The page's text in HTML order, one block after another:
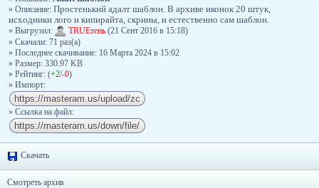
» Описание: Простенький адалт шаблон. В архиве иконок 20 штук,
исходники лого и кипирайта, скрины, и естественно сам шаблон.
» Выгрузил:
TRUEтень (21 Сент 2016 в 15:18)
» Скачали: 71 раз(a)
» Последнее скачивание: 16 Марта 2024 в 15:02
» Размер: 330.97 KB
» Рейтинг: (+2/-0)
» Импорт:
» Ссылка на файл:
Скачать
Смотреть архив